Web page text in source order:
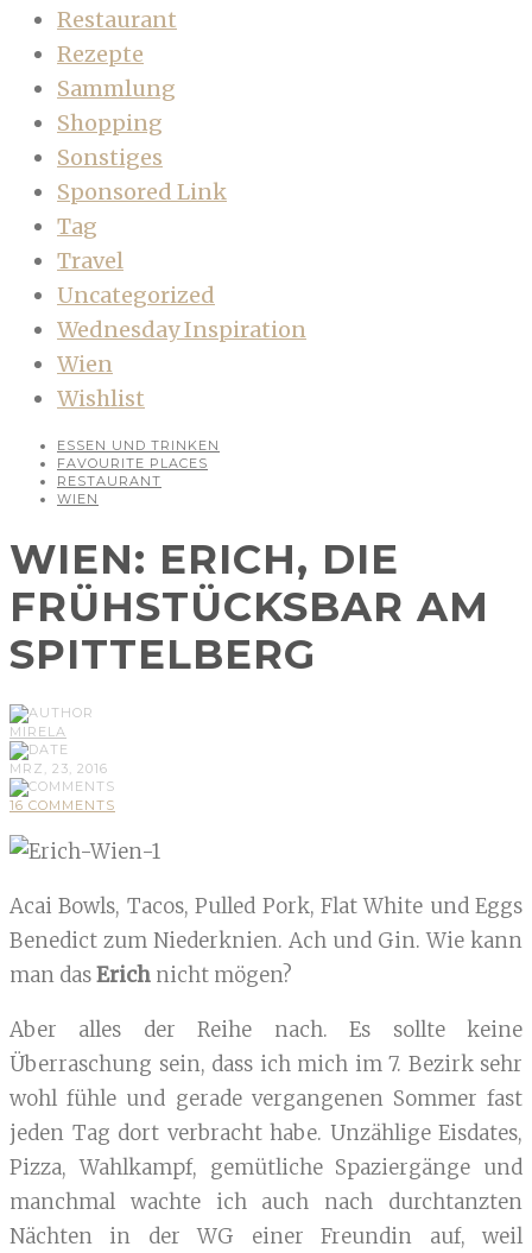
Restaurant
Rezepte
Sammlung
Shopping
Sonstiges
Sponsored Link
Tag
Travel
Uncategorized
Wednesday Inspiration
Wien
Wishlist
ESSEN UND TRINKEN
FAVOURITE PLACES
RESTAURANT
WIEN
WIEN: ERICH, DIE
FRÜHSTÜCKSBAR AM
SPITTELBERG
MIRELA
MRZ, 23, 2016
16 COMMENTS
Acai Bowls, Tacos, Pulled Pork, Flat White und Eggs
Benedict zum Niederknien. Ach und Gin. Wie kann
man dasErich nicht mögen?
Aber alles der Reihe nach. Es sollte keine
Überraschung sein, dass ich mich im 7. Bezirk sehr
wohl fühle und gerade vergangenen Sommer fast
jeden Tag dort verbracht habe. Unzählige Eisdates,
Pizza, Wahlkampf, gemütliche Spaziergänge und
manchmal wachte ich auch nach durchtanzten
Nächten in der WG einer Freundin auf, weil